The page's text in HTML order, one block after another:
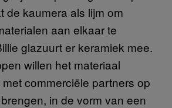
de kaumera als lijm om
aan elkaar te
glazuurt er keramiek mee.
willen het materiaal
commerciële partners op
in de vorm van een